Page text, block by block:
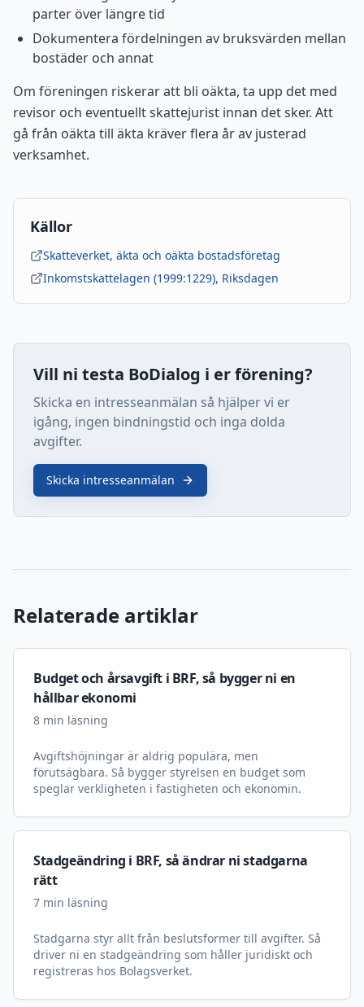
parter över längre tid
Dokumentera fördelningen av bruksvärden mellan
bostäder och annat
Om föreningen riskerar att bli oäkta, ta upp det med
revisor och eventuellt skattejurist innan det sker. Att
gå från oäkta till äkta kräver flera år av justerad
verksamhet.
Källor
Skatteverket, äkta och oäkta bostadsföretag
Inkomstskattelagen (1999:1229), Riksdagen
Vill ni testa BoDialog i er förening?
Skicka en intresseanmälan så hjälper vi er
igång, ingen bindningstid och inga dolda
avgifter.
Skicka intresseanmälan
Relaterade artiklar
Budget och årsavgift i BRF, så bygger ni en
hållbar ekonomi
8 min läsning
Avgiftshöjningar är aldrig populära, men
förutsägbara. Så bygger styrelsen en budget som
speglar verkligheten i fastigheten och ekonomin.
Stadgeändring i BRF, så ändrar ni stadgarna
rätt
7 min läsning
Stadgarna styr allt från beslutsformer till avgifter. Så
driver ni en stadgeändring som håller juridiskt och
registreras hos Bolagsverket.